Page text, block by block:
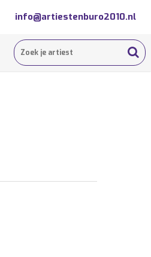
info@artiestenburo2010.nl